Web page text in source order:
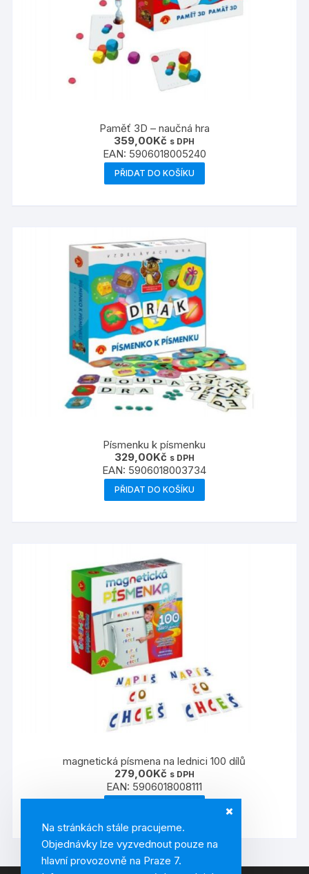
Na stránkách stále pracujeme.
Objednávky lze vyzvednout pouze na
hlavní provozovně na Praze 7.
Paměť 3D – naučná hra
359,00Kč s DPH
EAN: 5906018005240
PŘIDAT DO KOŠÍKU
Písmenku k písmenku
329,00Kč s DPH
EAN: 5906018003734
PŘIDAT DO KOŠÍKU
magnetická písmena na lednici 100 dílů
279,00Kč s DPH
EAN: 5906018008111